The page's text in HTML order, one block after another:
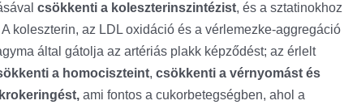
csökkenti a koleszterinszintézist, és a sztatinokhoz
koleszterin, az LDL oxidáció és a vérlemezke-aggregáció
által gátolja az artériás plakk képződést; az érlelt
a homociszteint, csökkenti a vérnyomást és
ami fontos a cukorbetegségben, ahol a